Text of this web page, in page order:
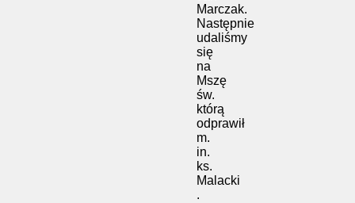
Marczak.
Następnie
udaliśmy
się
na
Mszę
św.
którą
odprawił
m.
in.
ks.
Malacki
.